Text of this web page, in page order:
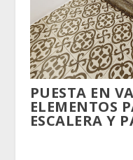
PUESTA EN
ELEMENTOS
ESCALERA Y